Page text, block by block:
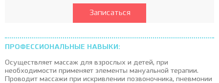
Записаться
ПРОФЕССИОНАЛЬНЫЕ НАВЫКИ:
Осуществляет массаж для взрослых и детей, при
необходимости применяет элементы мануальной терапии.
Проводит массажи при искривлении позвоночника, пневмонии